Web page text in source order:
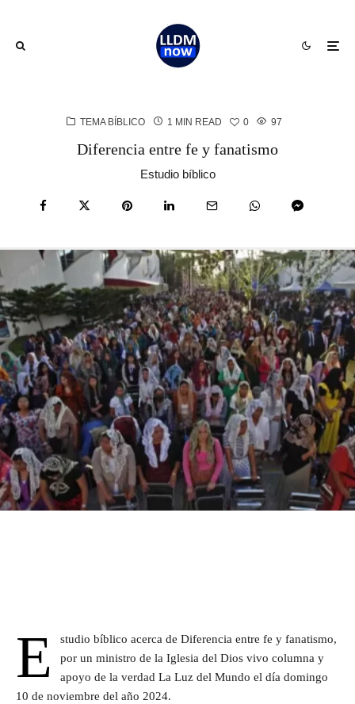
TEMA BÍBLICO 1 MIN READ 0 97
Diferencia entre fe y fanatismo
Estudio bíblico
E
studio bíblico acerca de Diferencia entre fe y fanatismo,
por un ministro de la Iglesia del Dios vivo columna y
apoyo de la verdad La Luz del Mundo el día domingo
10 de noviembre del año 2024.